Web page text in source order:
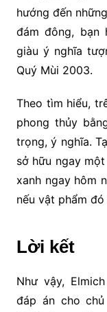
hướng đến
đám đông, bạn
giàu ý nghĩa
Quý Mùi 2003.
Theo tìm hiểu,
phong thủy
trọng, ý nghĩa.
sở hữu ngay
xanh ngay hôm
nếu vật phẩm
Lời kết
Như vậy,
đáp án cho